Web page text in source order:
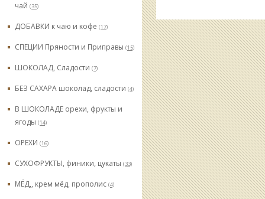
чай (35)
ДОБАВКИ к чаю и кофе (17)
СПЕЦИИ Пряности и Приправы (15)
ШОКОЛАД, Сладости (7)
БЕЗ САХАРА шоколад, сладости (4)
В ШОКОЛАДЕ орехи, фрукты и
ягоды (14)
ОРЕХИ (16)
СУХОФРУКТЫ, финики, цукаты (33)
МЁД,, крем мёд, прополис (4)